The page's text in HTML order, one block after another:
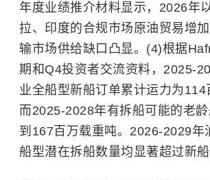
年度业绩推介材料显示，2026年以
拉、印度的合规市场原油贸易增
输市场供给缺口凸显。(4)根据
期和Q4投资者交流资料，2025-
业全船型新船订单累计运力为114
而2025-2028年有拆船可能的老
到167百万载重吨。2026-2029年
船型潜在拆船数量均显著超过新船